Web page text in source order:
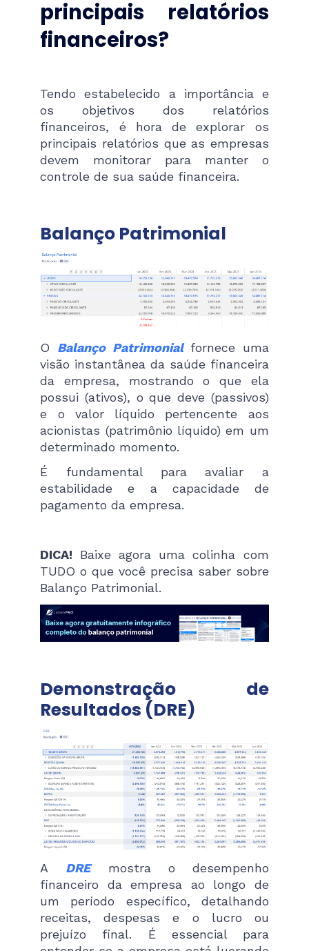
principais relatórios
financeiros?
Tendo estabelecido a importância e
os objetivos dos relatórios
financeiros, é hora de explorar os
principais relatórios que as empresas
devem monitorar para manter o
controle de sua saúde financeira.
Balanço Patrimonial
O Balanço Patrimonialfornece uma
visão instantânea da saúde financeira
da empresa, mostrando o que ela
possui (ativos), o que deve (passivos)
e o valor líquido pertencente aos
acionistas (patrimônio líquido) em um
determinado momento.
É fundamental para avaliar a
estabilidade e a capacidade de
pagamento da empresa.
DICA! Baixe agora uma colinha com
TUDO o que você precisa saber sobre
Balanço Patrimonial.
Demonstração de
Resultados (DRE)
A DREmostra o desempenho
financeiro da empresa ao longo de
um período específico, detalhando
receitas, despesas e o lucro ou
prejuízo final. É essencial para